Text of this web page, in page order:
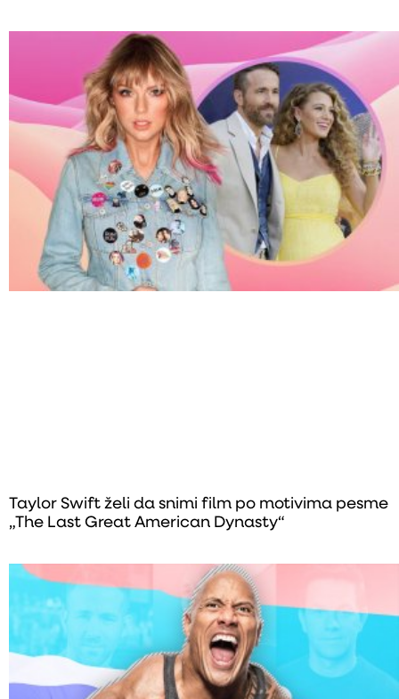
Taylor Swift želi da snimi film po motivima pesme
„The Last Great American Dynasty“